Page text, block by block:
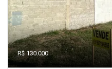
R$ 130.000